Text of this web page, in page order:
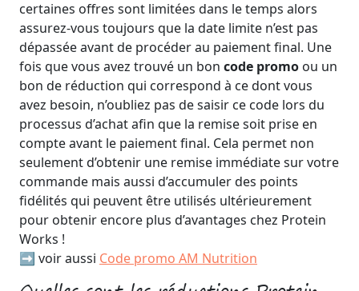
certaines offres sont limitées dans le temps alors
assurez-vous toujours que la date limite n’est pas
dépassée avant de procéder au paiement final. Une
fois que vous avez trouvé un bon code promo ou un
bon de réduction qui correspond à ce dont vous
avez besoin, n’oubliez pas de saisir ce code lors du
processus d’achat afin que la remise soit prise en
compte avant le paiement final. Cela permet non
seulement d’obtenir une remise immédiate sur votre
commande mais aussi d’accumuler des points
fidélités qui peuvent être utilisés ultérieurement
pour obtenir encore plus d’avantages chez Protein
Works !
➡️ voir aussi Code promo AM Nutrition